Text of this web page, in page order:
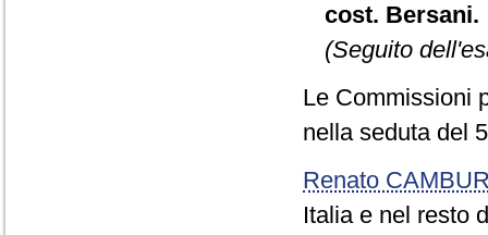
cost. Bersani.
(Seguito
Le Commissioni
nella seduta del
Renato
Italia e nel resto